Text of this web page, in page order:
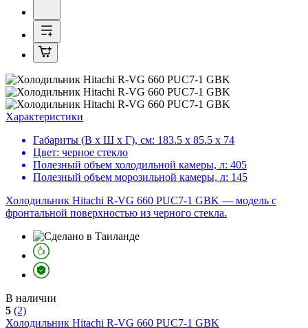
Характеристики
Габариты (В х Ш х Г), см: 183.5 х 85.5 х 74
Цвет: черное стекло
Полезный объем холодильной камеры, л: 405
Полезный объем морозильной камеры, л: 145
Холодильник Hitachi R-VG 660 PUC7-1 GBK — модель с
фронтальной поверхностью из черного стекла.
В наличии
5 (2)
Холодильник Hitachi R-VG 660 PUC7-1 GBK